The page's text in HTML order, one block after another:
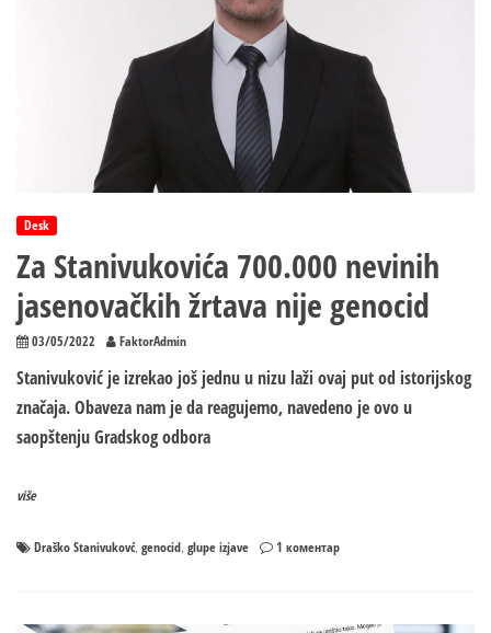
Desk
Za Stanivukovića 700.000 nevinih
jasenovačkih žrtava nije genocid
03/05/2022 FaktorAdmin
Stanivuković je izrekao još jednu u nizu laži ovaj put od istorijskog
značaja. Obaveza nam je da reagujemo, navedeno je ovo u
saopštenju Gradskog odbora
više
Draško Stanivukovć, genocid glupe izjave 1 коментарна